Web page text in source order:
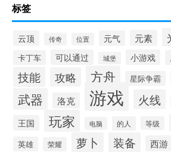
标签
云顶 传奇 位置 元气 元素
卡丁车
可以通过 城堡 小游戏
技能 攻略 方舟 星际争霸
武器 洛克 游戏 火线
王国 玩家 电脑 的人 等级
英雄 荣耀 萝卜 装备 西游